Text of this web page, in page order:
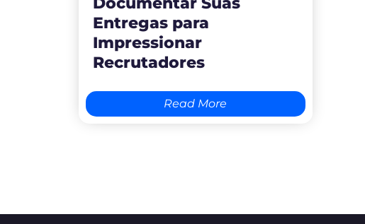
Entregas para
Impressionar
Recrutadores
Read More